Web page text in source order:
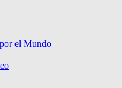
el Mundo